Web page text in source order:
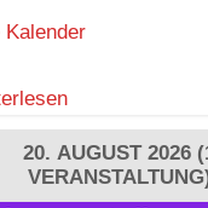
Kalender
20. AUGUST 2026